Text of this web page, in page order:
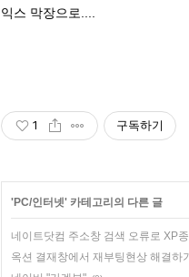
익스 막장으로....
1 구독하기
'PC/인터넷' 카테고리의 다른 글
네이트닷컴 주소창 검색 오류로 XP
옥션 결재창에서 재부팅현상 해결하기